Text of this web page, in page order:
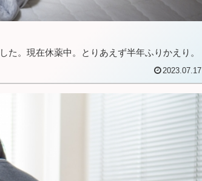
。現在休薬中。とりあえず半年ふりかえり。
2023.07.17